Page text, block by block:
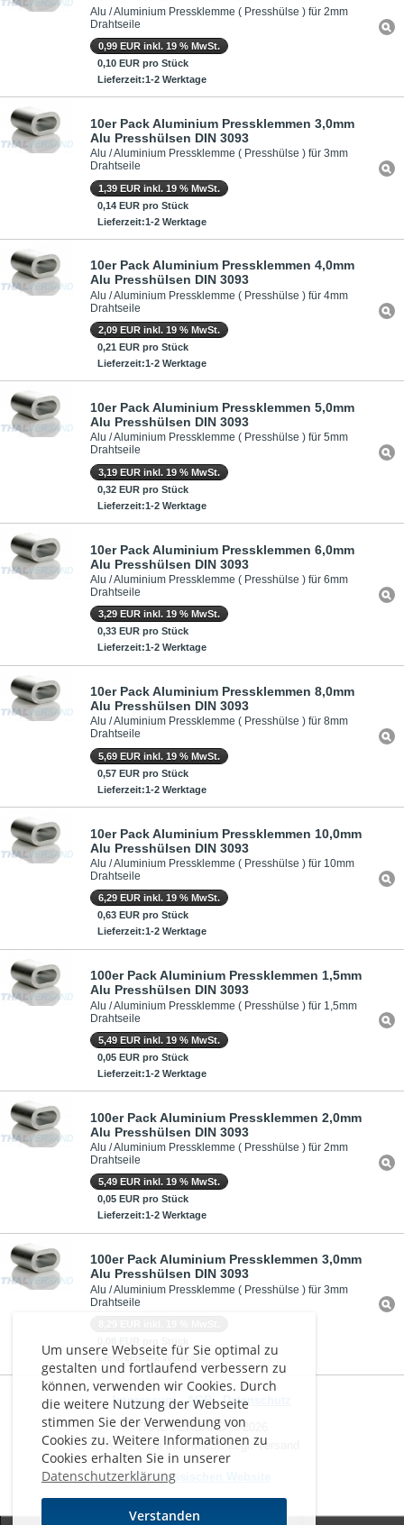
Um unsere Webseite für Sie optimal zu
gestalten und fortlaufend verbessern zu
können, verwenden wir Cookies. Durch
die weitere Nutzung der Webseite
stimmen Sie der Verwendung von
Cookies zu. Weitere Informationen zu
Cookies erhalten Sie in unserer
Datenschutzerklärung
Verstanden
Alu / Aluminium Pressklemme ( Presshülse ) für 2mm
Drahtseile
0,99 EUR inkl. 19 % MwSt.
0,10 EUR pro Stück
Lieferzeit:1-2 Werktage
10er Pack Aluminium Pressklemmen 3,0mm
Alu Presshülsen DIN 3093
Alu / Aluminium Pressklemme ( Presshülse ) für 3mm
Drahtseile
1,39 EUR inkl. 19 % MwSt.
0,14 EUR pro Stück
Lieferzeit:1-2 Werktage
10er Pack Aluminium Pressklemmen 4,0mm
Alu Presshülsen DIN 3093
Alu / Aluminium Pressklemme ( Presshülse ) für 4mm
Drahtseile
2,09 EUR inkl. 19 % MwSt.
0,21 EUR pro Stück
Lieferzeit:1-2 Werktage
10er Pack Aluminium Pressklemmen 5,0mm
Alu Presshülsen DIN 3093
Alu / Aluminium Pressklemme ( Presshülse ) für 5mm
Drahtseile
3,19 EUR inkl. 19 % MwSt.
0,32 EUR pro Stück
Lieferzeit:1-2 Werktage
10er Pack Aluminium Pressklemmen 6,0mm
Alu Presshülsen DIN 3093
Alu / Aluminium Pressklemme ( Presshülse ) für 6mm
Drahtseile
3,29 EUR inkl. 19 % MwSt.
0,33 EUR pro Stück
Lieferzeit:1-2 Werktage
10er Pack Aluminium Pressklemmen 8,0mm
Alu Presshülsen DIN 3093
Alu / Aluminium Pressklemme ( Presshülse ) für 8mm
Drahtseile
5,69 EUR inkl. 19 % MwSt.
0,57 EUR pro Stück
Lieferzeit:1-2 Werktage
10er Pack Aluminium Pressklemmen 10,0mm
Alu Presshülsen DIN 3093
Alu / Aluminium Pressklemme ( Presshülse ) für 10mm
Drahtseile
6,29 EUR inkl. 19 % MwSt.
0,63 EUR pro Stück
Lieferzeit:1-2 Werktage
100er Pack Aluminium Pressklemmen 1,5mm
Alu Presshülsen DIN 3093
Alu / Aluminium Pressklemme ( Presshülse ) für 1,5mm
Drahtseile
5,49 EUR inkl. 19 % MwSt.
0,05 EUR pro Stück
Lieferzeit:1-2 Werktage
100er Pack Aluminium Pressklemmen 2,0mm
Alu Presshülsen DIN 3093
Alu / Aluminium Pressklemme ( Presshülse ) für 2mm
Drahtseile
5,49 EUR inkl. 19 % MwSt.
0,05 EUR pro Stück
Lieferzeit:1-2 Werktage
100er Pack Aluminium Pressklemmen 3,0mm
Alu Presshülsen DIN 3093
Alu / Aluminium Pressklemme ( Presshülse ) für 3mm
Drahtseile
Lieferzeit:1-2 Werktage
Impressum-AGB-Datenschutz
THAL VERSAND © 2026
Alle Preise inkl. MwSt. zzgl. Versand
Zur klassischen Website